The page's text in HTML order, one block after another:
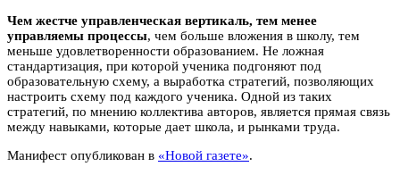
Чем жестче управленческая вертикаль, тем менее
управляемы процессы, чем больше вложения в школу, тем
меньше удовлетворенности образованием. Не ложная
стандартизация, при которой ученика подгоняют под
образовательную схему, а выработка стратегий, позволяющих
настроить схему под каждого ученика. Одной из таких
стратегий, по мнению коллектива авторов, является прямая связь
между навыками, которые дает школа, и рынками труда.
Манифест опубликован в «Новой газете».